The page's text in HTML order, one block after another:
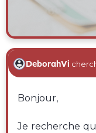
DeborahVi
Bonjour,
Je recherche